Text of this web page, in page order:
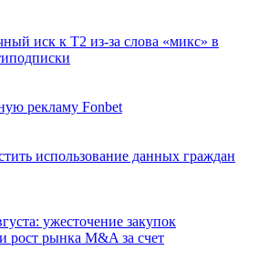
иск к Т2 из-за слова «микс» в
рекламу Fonbet
использование данных граждан
ужесточение закупок
рост рынка M&A за счет